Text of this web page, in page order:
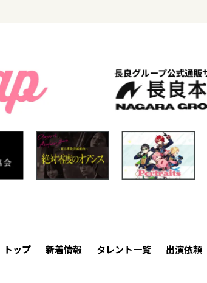
トップ 新着情報 タレント一覧 出演依頼